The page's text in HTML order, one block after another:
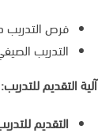
فرص التدريب
التدريب
آلية التقديم للتدريب:
التقديم